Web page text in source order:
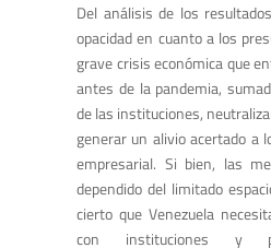
Del análisis de los
opacidad en cuanto a los
grave crisis económica que
antes de la pandemia,
de las instituciones,
generar un alivio acertado a
empresarial. Si bien, las
dependido del limitado
cierto que Venezuela
con instituciones y